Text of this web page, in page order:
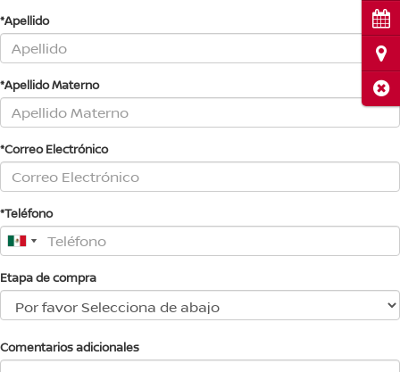
*Apellido
*Apellido Materno
*Correo Electrónico
*Teléfono
Etapa de compra
Comentarios adicionales